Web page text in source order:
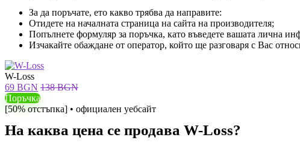
За да поръчате, ето какво трябва да направите:
Отидете на началната страница на сайта на производителя;
Попълнете формуляр за поръчка, като въведете вашата лична
Изчакайте обаждане от оператор, който ще разговаря с Вас
W-Loss
69 BGN 138 BGN
Поръчка
[50% отстъпка] • официален уебсайт
На каква цена се продава W-Loss?